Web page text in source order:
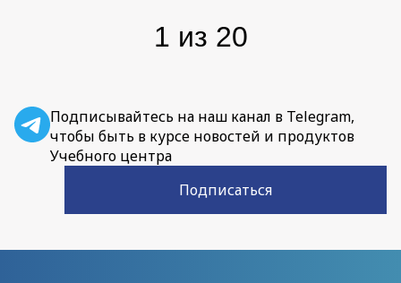
1 из 20
Подписывайтесь на наш канал в Telegram,
чтобы быть в курсе новостей и продуктов
Учебного центра
Подписаться